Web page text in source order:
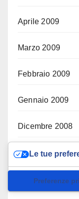
Aprile 2009
Marzo 2009
Febbraio 2009
Gennaio 2009
Dicembre 2008
Novembre 2008
Ottobre 2008
Le tue
Informativa sulla